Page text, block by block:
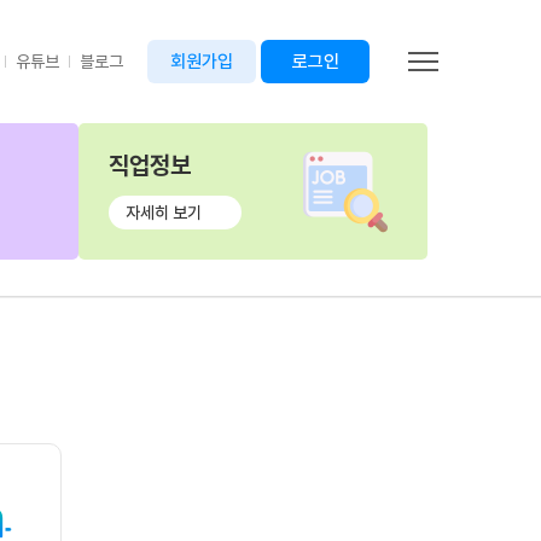
유튜브 블로그 회원가입 로그인
직업정보
자세히 보기